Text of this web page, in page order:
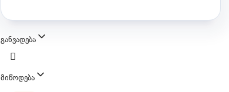
განვადება
მიწოდება